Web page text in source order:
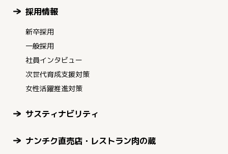
採用情報
新卒採用
一般採用
社員インタビュー
次世代育成支援対策
女性活躍推進対策
サスティナビリティ
ナンチク直売店・レストラン肉の蔵